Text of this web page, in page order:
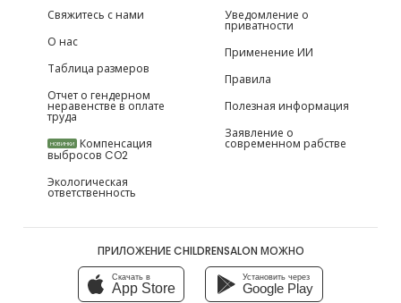
Свяжитесь с нами
О нас
Таблица размеров
Отчет о гендерном
неравенстве в оплате
труда
НОВИНКИ Компенсация
выбросов CO2
Экологическая
ответственность
Уведомление о
приватности
Применение ИИ
Правила
Полезная информация
Заявление о
современном рабстве
ПРИЛОЖЕНИЕ CHILDRENSALON МОЖНО
Скачать в
App Store
Установить через
Google Play